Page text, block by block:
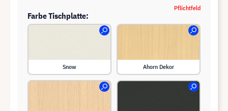
Farbe Tischplatte:
Snow Ahorn Dekor
Pflichtfeld